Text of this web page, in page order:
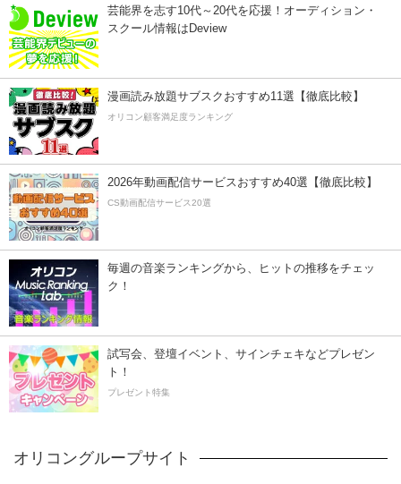
芸能界を志す10代～20代を応援！オーディション・
スクール情報はDeview
漫画読み放題サブスクおすすめ11選【徹底比較】
オリコン顧客満足度ランキング
2026年動画配信サービスおすすめ40選【徹底比較】
CS動画配信サービス20選
毎週の音楽ランキングから、ヒットの推移をチェッ
ク！
試写会、登壇イベント、サインチェキなどプレゼン
ト！
プレゼント特集
オリコングループサイト